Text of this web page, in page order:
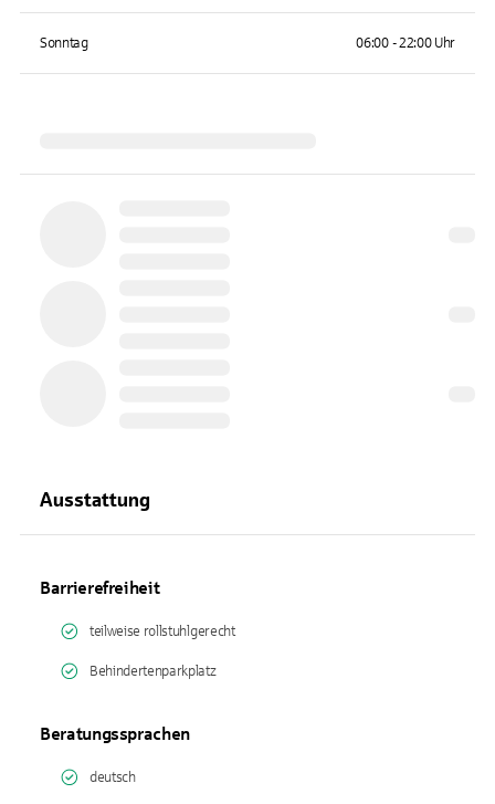
Sonntag 06:00 - 22:00 Uhr
Ausstattung
Barrierefreiheit
teilweise rollstuhlgerecht
Behindertenparkplatz
Beratungssprachen
deutsch